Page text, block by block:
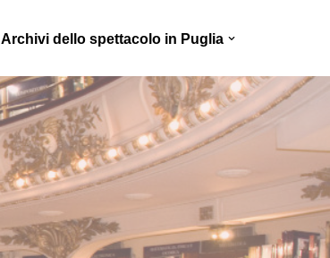
Archivi dello spettacolo in Puglia